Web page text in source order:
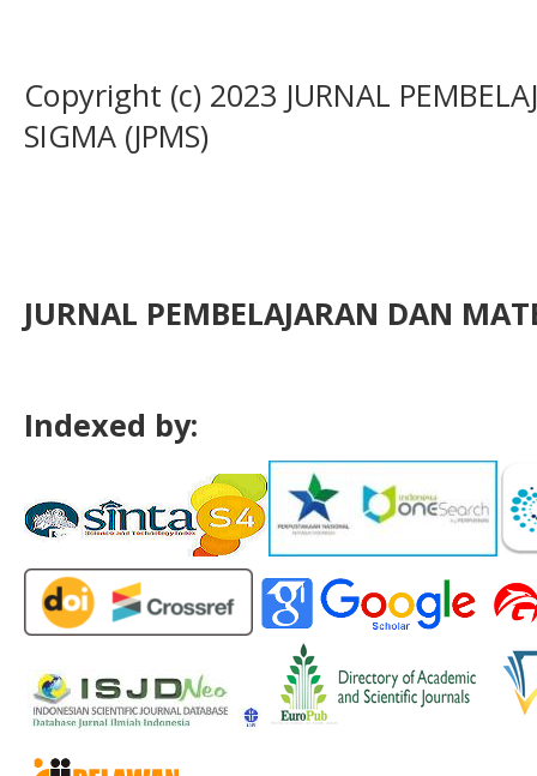
Copyright (c) 2023 JURNAL
SIGMA (JPMS)
JURNAL PEMBELAJARAN DAN
Indexed by: